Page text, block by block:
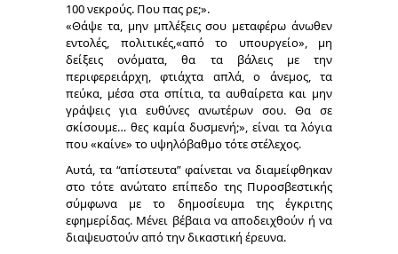
100 νεκρούς. Που πας ρε;».
«Θάψε τα, μην μπλέξεις σου μεταφέρω άνωθεν
εντολές, πολιτικές,«από το υπουργείο», μη
δείξεις ονόματα, θα τα βάλεις με την
περιφερειάρχη, φτιάχτα απλά, ο άνεμος, τα
πεύκα, μέσα στα σπίτια, τα αυθαίρετα και μην
γράψεις για ευθύνες ανωτέρων σου. Θα σε
σκίσουμε… θες καμία δυσμενή;», είναι τα λόγια
που «καίνε» το υψηλόβαθμο τότε στέλεχος.
Αυτά, τα “απίστευτα” φαίνεται να διαμείφθηκαν
στο τότε ανώτατο επίπεδο της Πυροσβεστικής
σύμφωνα με το δημοσίευμα της έγκριτης
εφημερίδας. Μένει βέβαια να αποδειχθούν ή να
διαψευστούν από την δικαστική έρευνα.